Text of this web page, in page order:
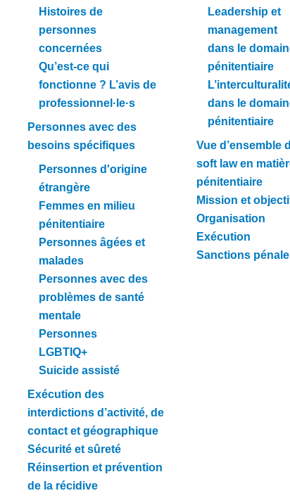
Histoires de
personnes
concernées
Qu’est-ce qui
fonctionne ? L’avis de
professionnel·le·s
Personnes avec des
besoins spécifiques
Personnes d'origine
étrangère
Femmes en milieu
pénitentiaire
Personnes âgées et
malades
Personnes avec des
problèmes de santé
mentale
Personnes
LGBTIQ+
Suicide assisté
Exécution des
interdictions d’activité, de
contact et géographique
Sécurité et sûreté
Réinsertion et prévention
de la récidive
Leadership et
management
dans le
pénitentiaire
dans le
pénitentiaire
Vue d’ensemble
soft law en
pénitentiaire
Mission et
Organisation
Exécution
Sanctions